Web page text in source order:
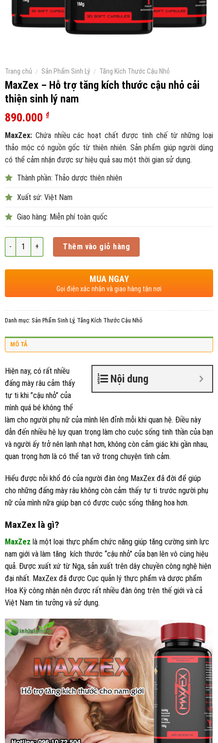
Trang chủ / Sản Phẩm Sinh Lý / Tăng Kích Thước Cậu Nhỏ
MaxZex – Hỗ trợ tăng kích thước cậu nhỏ cải
thiện sinh lý nam
890.000 ₫
MaxZex: Chứa nhiều các hoạt chất được tinh chế từ những loại
thảo mộc có nguồn gốc từ thiên nhiên. Sản phẩm giúp người dùng
có thể cảm nhận được sự hiệu quả sau một thời gian sử dụng.
Thành phần: Thảo dược thiên nhiên
Xuất sứ: Việt Nam
Giao hàng: Miễn phí toàn quốc
Số lượng Thêm vào giỏ hàng
MUA NGAY
Gọi điện xác nhận và giao hàng tận nơi
Danh mục: Sản Phẩm Sinh Lý, Tăng Kích Thước Cậu Nhỏ
MÔ TẢ
Nội dung
Hiện nay, có rất nhiều
đấng mày râu cảm thấy
tự ti khi ”cậu nhỏ” của
mình quá bé không thể
làm cho người phụ nữ của mình lên đỉnh mỗi khi quan hệ. Điều này
dẫn đến nhiều hệ lụy quan trọng làm cho cuộc sống tinh thần của bạn
và người ấy trở nên lạnh nhạt hơn, không còn cảm giác khi gần nhau,
quan trọng hơn là có thể tan vỡ trong chuyện tình cảm.
Hiểu được nỗi khổ đó của người đàn ông MaxZex đã đời để giúp
cho những đấng mày râu không còn cảm thấy tự ti trước người phụ
nữ của mình nữa giúp bạn có được cuộc sống thăng hoa hơn.
MaxZex là gì?
MaxZez là một loại thực phẩm chức năng giúp tăng cường sinh lực
nam giới và làm tăng kích thước “cậu nhỏ” của bạn lên vô cùng hiệu
quả. Được xuất xứ từ Nga, sản xuất trên dây chuyền công nghệ hiện
đại nhất. MaxZex đã được Cục quản lý thực phẩm và dược phẩm
Hoa Kỳ công nhận nên được rất nhiều đàn ông trên thế giới và cả
Việt Nam tin tưởng và sử dụng.